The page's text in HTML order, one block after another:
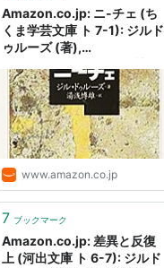
Amazon.co.jp: ニ-チェ (ち
くま学芸文庫 ト 7-1): ジルド
ゥルーズ (著),
湯浅 (翻訳): 本
www.amazon.co.jp
7 ブックマーク
Amazon.co.jp: 差異と反復
上 (河出文庫 ト 6-7): ジルド